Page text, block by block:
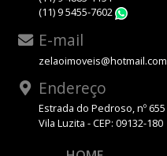
(11) 9 5455-7602
E-mail
zelaoimoveis@hotmail.com
Endereço
Estrada do Pedroso, nº 655
Vila Luzita - CEP: 09132-180